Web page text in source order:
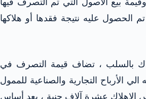
بيع الأصول التي تم التصرف فيها
الحصول عليه نتيجة فقدها أو هلاكها
بالسلب ، تضاف قيمة التصرف في
الي الأرباح التجارية والصناعية للممول
الإهلاك عشرة آلاف جنية ، يعد أساس